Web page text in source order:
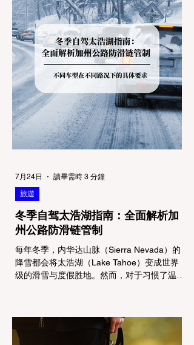
冬季自驾太浩湖指南：全面解析加
州公路防滑链管制
每年冬季，内华达山脉（Sierra Nevada）的
降雪都会将太浩湖（Lake Tahoe）变成世界
级的滑雪与度假胜地。然而，对于习惯了温暖
(Chain Controls)。 不了解这些规定，不仅可
能面临高额罚单或被公路巡警（CHP）劝
旅遊
7月24日 讀畢需時 3 分鐘